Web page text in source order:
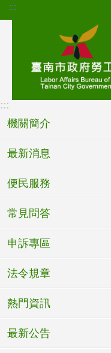
跳到主要內容區塊
:::
:::
機關簡介
最新消息
便民服務
常見問答
申訴專區
法令規章
熱門資訊
最新公告